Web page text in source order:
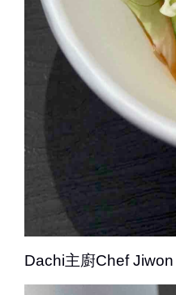
Dachi主廚Chef